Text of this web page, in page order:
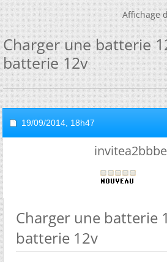
Affichage
Charger une batterie
batterie 12v
19/09/2014, 18h47
Charger une batterie
batterie 12v